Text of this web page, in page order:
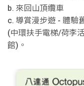
b. 來回山頂纜車
c. 導賞漫步遊 - 體驗
(中環扶手電梯/荷李
館)。